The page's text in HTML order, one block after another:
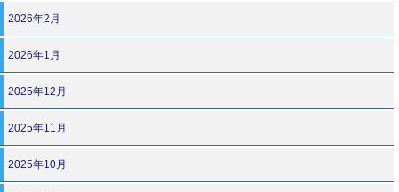
2026年2月
2026年1月
2025年12月
2025年11月
2025年10月